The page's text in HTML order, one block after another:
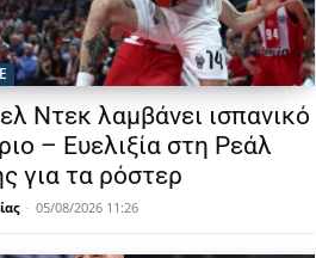
Ντεκ λαμβάνει ισπανικό
– Ευελιξία στη Ρεάλ
για τα ρόστερ
- 05/08/2026 11:26